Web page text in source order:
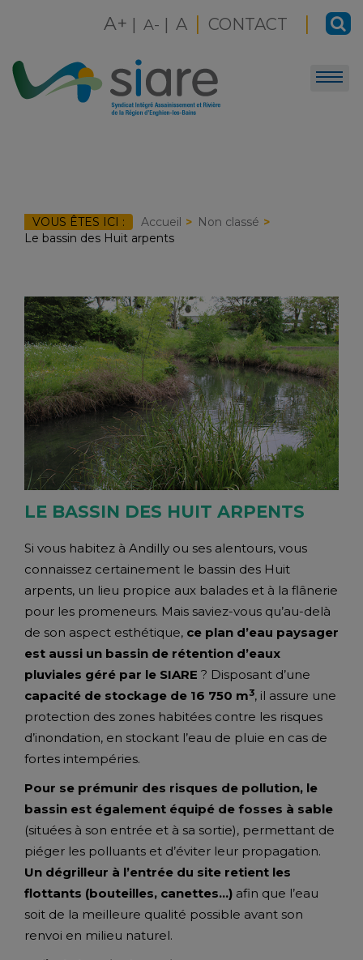
CONTACT |
A+ | A- | A |
VOUS ÊTES ICI : Accueil
Non classé
Le bassin des Huit arpents
LE BASSIN DES HUIT ARPENTS
Si vous habitez à Andilly ou ses alentours, vous
connaissez certainement le bassin des Huit
arpents, un lieu propice aux balades et à la flânerie
pour les promeneurs. Mais saviez-vous qu’au-delà
de son aspect esthétique, ce plan d’eau paysager
est aussi un bassin de rétention d’eaux
pluviales géré par le SIARE ? Disposant d’une
capacité de stockage de 16 750 m3, il assure une
protection des zones habitées contre les risques
d’inondation, en stockant l’eau de pluie en cas de
fortes intempéries.
Pour se prémunir des risques de pollution, le
bassin est également équipé de fosses à sable
(situées à son entrée et à sa sortie), permettant de
piéger les polluants et d’éviter leur propagation.
Un dégrilleur à l’entrée du site retient les
flottants (bouteilles, canettes…) afin que l’eau
soit de la meilleure qualité possible avant son
renvoi en milieu naturel.